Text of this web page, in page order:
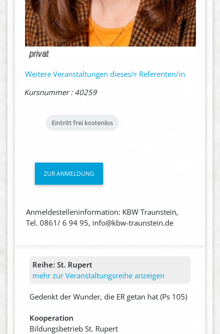
Weitere Veranstaltungen dieses/r Referenten/in
Kursnummer : 40259
Eintritt frei kostenlos
ZUR ANMELDUNG
Anmeldestelleninformation: KBW Traunstein,
Tel. 0861/ 6 94 95, info@kbw-traunstein.de
Reihe: St. Rupert
mehr zur Veranstaltungsreihe anzeigen
Gedenkt der Wunder, die ER getan hat (Ps 105)
Kooperation
Bildungsbetrieb St. Rupert